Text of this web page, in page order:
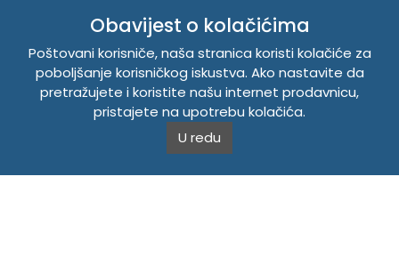
TEMPUS DOO BRATUNAC
Svetog Save bb, 75420 Bratunac, Bosna i Hercegovina
Telefon
+38756/260-051
Mobilni+38765/357-215
Mobilni
+38766/813-242
JIB 4405087080000
Porez 405087080000
Obavijest o kolačićima
Poštovani korisniče, naša stranica koristi kolačiće za
poboljšanje korisničkog iskustva. Ako nastavite da
pretražujete i koristite našu internet prodavnicu,
pristajete na upotrebu kolačića.
U redu